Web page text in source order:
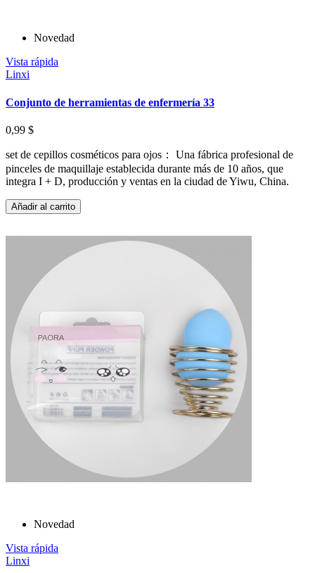
Novedad
Vista rápida
Linxi
Conjunto de herramientas de enfermería 33
0,99 $
set de cepillos cosméticos para ojos： Una fábrica profesional de
pinceles de maquillaje establecida durante más de 10 años, que
integra I + D, producción y ventas en la ciudad de Yiwu, China.
Añadir al carrito
Novedad
Vista rápida
Linxi